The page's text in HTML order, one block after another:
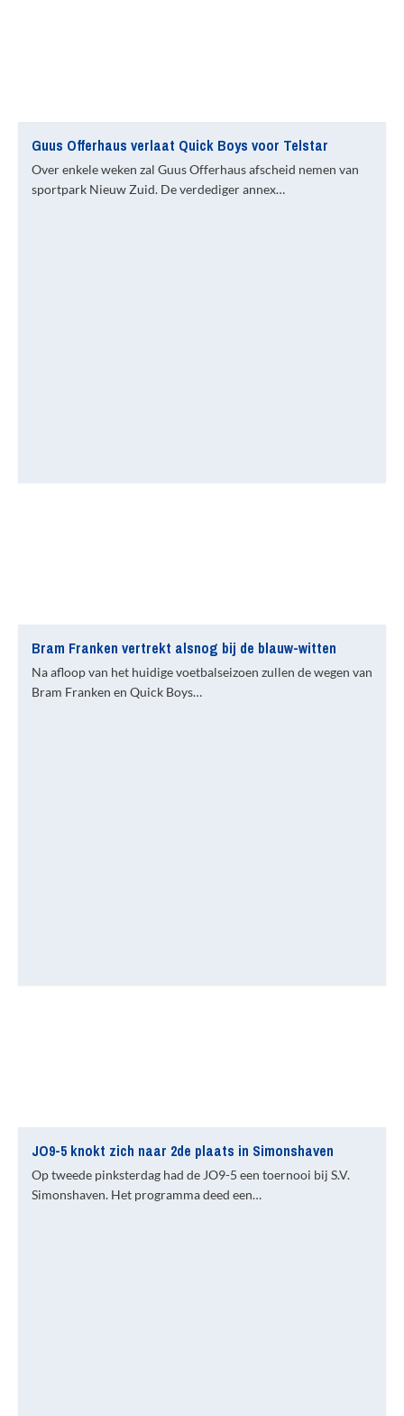
Guus Offerhaus verlaat Quick Boys voor Telstar
Over enkele weken zal Guus Offerhaus afscheid nemen van
sportpark Nieuw Zuid. De verdediger annex…
Bram Franken vertrekt alsnog bij de blauw-witten
Na afloop van het huidige voetbalseizoen zullen de wegen van
Bram Franken en Quick Boys…
JO9-5 knokt zich naar 2de plaats in Simonshaven
Op tweede pinksterdag had de JO9-5 een toernooi bij S.V.
Simonshaven. Het programma deed een…